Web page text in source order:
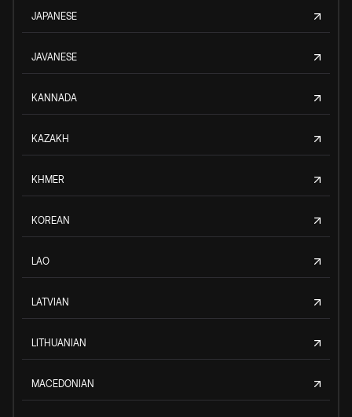
JAPANESE
JAVANESE
KANNADA
KAZAKH
KHMER
KOREAN
LAO
LATVIAN
LITHUANIAN
MACEDONIAN